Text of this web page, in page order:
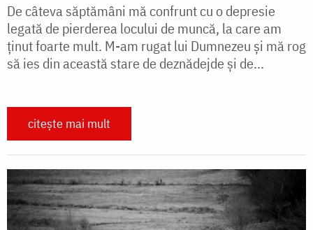
De câteva săptămâni mă confrunt cu o depresie
legată de pierderea locului de muncă, la care am
ținut foarte mult. M-am rugat lui Dumnezeu și mă rog
să ies din această stare de deznădejde și de...
citește mai mult